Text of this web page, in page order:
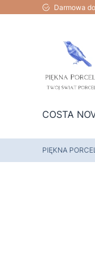
Darmowa
COSTA
PIĘKNA